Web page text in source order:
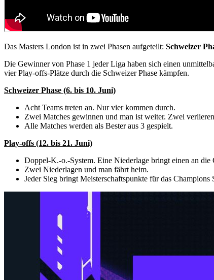
Das Masters London ist in zwei Phasen aufgeteilt: Schweizer
Die Gewinner von Phase 1 jeder Liga haben sich einen
vier Play-offs-Plätze durch die Schweizer Phase kämpfen.
Schweizer Phase (6. bis 10. Juni)
Acht Teams treten an. Nur vier kommen durch.
Zwei Matches gewinnen und man ist weiter. Zwei
Alle Matches werden als Bester aus 3 gespielt.
Play-offs (12. bis 21. Juni)
Doppel-K.-o.-System. Eine Niederlage bringt einen an die
Zwei Niederlagen und man fährt heim.
Jeder Sieg bringt Meisterschaftspunkte für das Champions